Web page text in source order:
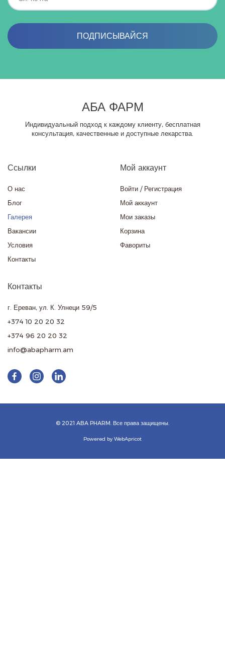
ПОДПИСЫВАЙСЯ
АБА ФАРМ
Индивидуальный подход к каждому клиенту, бесплатная
консультация, качественные и доступные лекарства.
Ссылки
О нас
Блог
Галерея
Вакансии
Условия
Контакты
Мой аккаунт
Войти / Регистрация
Мой аккаунт
Мои заказы
Корзина
Фавориты
Контакты
г. Ереван, ул. К. Улнеци 59/5
+374 10 20 20 32
+374 96 20 20 32
info@abapharm.am
© 2021 ABA PHARM. Все права защищены.
Powered by WebApricot